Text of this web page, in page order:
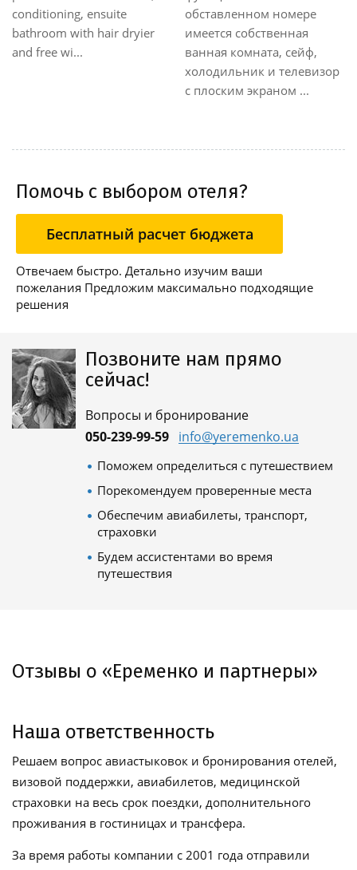
приятно погруженными в
абсолютном спокойствии:
большой сад на берегу
терраса с шезлонгами и
зонтиками. Стильные
номера, оформленные в
пастельных тонах. В нек...
Помочь с выбором отеля?
Бесплатный расчет бюджета
Отвечаем быстро. Детально изучим ваши
пожелания Предложим максимально подходящие
решения
Позвоните нам прямо
сейчас!
Вопросы и бронирование
050-239-99-59 info@yeremenko.ua
Поможем определиться с путешествием
Порекомендуем проверенные места
Обеспечим авиабилеты, транспорт,
страховки
Будем ассистентами во время
путешествия
Отзывы о «Еременко и партнеры»
Наша ответственность
Решаем вопрос авиастыковок и бронирования отелей,
визовой поддержки, авиабилетов, медицинской
страховки на весь срок поездки, дополнительного
проживания в гостиницах и трансфера.
За время работы компании с 2001 года отправили